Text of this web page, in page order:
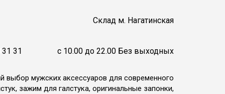
Cклад м. Нагатинская
31 c 10.00 до 22.00 Без выходных
выбор мужских аксессуаров для современного
зажим для галстука, оригинальные запонки,